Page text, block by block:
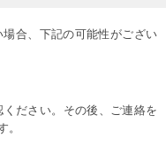
合、下記の可能性がござい
ださい。その後、ご連絡を
。